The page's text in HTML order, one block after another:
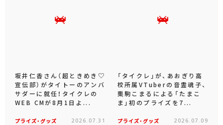
坂井仁香さん（超ときめき♡
宣伝部）がタイトーのアンバ
サダーに就任！タイクレの
WEB CMが8月1日よ...
プライズ・グッズ 2026.07.31
「タイクレ」が、あおぎり高
校所属VTuberの音霊魂子、
栗駒こまるによる「たまこ
ま」初のプライズを7...
プライズ・グッズ 2026.07.09